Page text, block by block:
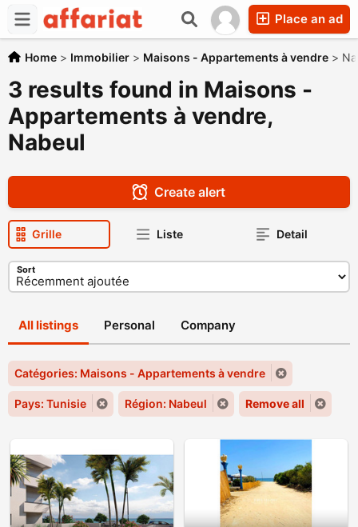
Place an ad
Home > Immobilier > Maisons - Appartements à vendre >
3 results found in Maisons -
Appartements à vendre,
Nabeul
Create alert
Grille Liste Detail
Sort
All listings Personal Company
Catégories: Maisons - Appartements à vendre
Pays: Tunisie Région: Nabeul Remove all